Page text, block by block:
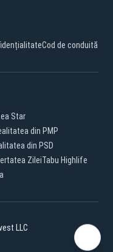
Cod de conduită
Star
din PMP
din PSD
ZileiTabu Highlife
LLC